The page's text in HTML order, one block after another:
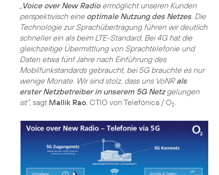
„Voice over New Radioermöglicht unseren Kunden
perspektivisch eine optimale Nutzung des Netzes. Die
Technologie zur Sprachübertragung führen wir deutlich
schneller ein als beim LTE-Standard. Bei 4G hat die
gleichzeitige Übermittlung von Sprachtelefonie und
Daten etwa fünf Jahre nach Einführung des
Mobilfunkstandards gebraucht, bei 5G brauchte es nur
wenige Monate. Wir sind stolz, dass uns VoNRals
erster Netzbetreiber in unserem 5G Netzgelungen
ist“, sagt Mallik Rao, CTIO von Telefónica / O2